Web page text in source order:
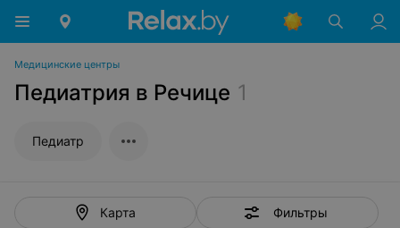
Медицинские центры
Педиатрия в Речице 1
Педиатр
Карта Фильтры